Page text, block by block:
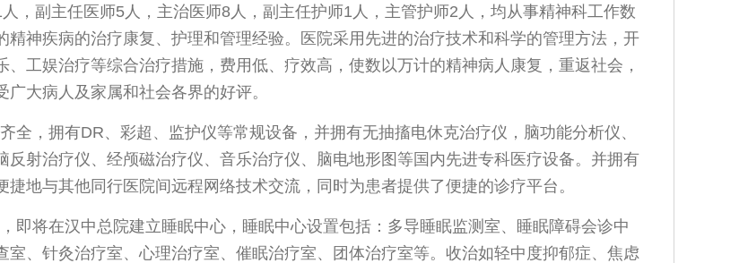
，副主任医师5人，主治医师8人，副主任护师1人，主管护师2人， 均从事精神科工作数
精神疾病的治疗康复、护理和管理经验。医院采用先进的治疗技术和科学的管理方法，开
、工娱治疗等综合治疗措施，费用低、疗效高，使数以万计的精神病人康复，重返社会，
广大病人及家属和社会各界的好评。
全，拥有DR、彩超、监护仪等常规设备，并拥有无抽搐电休克治疗仪，脑功能分析仪、
反射治疗仪、经颅磁治疗仪、音乐治疗仪、脑电地形图等国内先进专科医疗设备。并拥有
捷地与其他同行医院间远程网络技术交流，同时为患者提供了便捷的诊疗平台。
即将在汉中总院建立睡眠中心，睡眠中心设置包括：多导睡眠监测室、睡眠障碍会诊中
室、针灸治疗室、心理治疗室、催眠治疗室、团体治疗室等。收治如轻中度抑郁症、焦虑